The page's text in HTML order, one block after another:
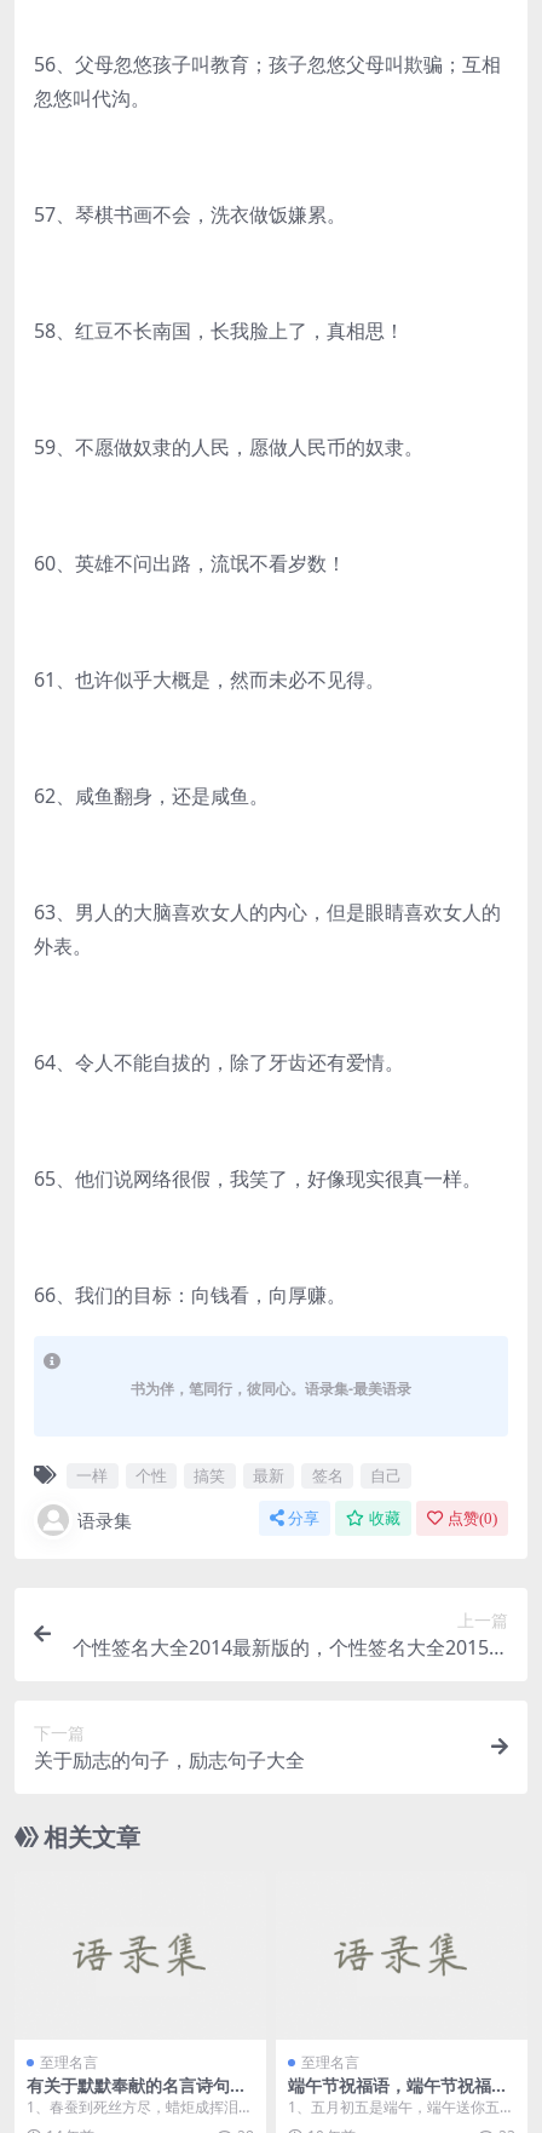
56、父母忽悠孩子叫教育；孩子忽悠父母叫欺骗；互相
忽悠叫代沟。
57、琴棋书画不会，洗衣做饭嫌累。
58、红豆不长南国，长我脸上了，真相思！
59、不愿做奴隶的人民，愿做人民币的奴隶。
60、英雄不问出路，流氓不看岁数！
61、也许似乎大概是，然而未必不见得。
62、咸鱼翻身，还是咸鱼。
63、男人的大脑喜欢女人的内心，但是眼睛喜欢女人的
外表。
64、令人不能自拔的，除了牙齿还有爱情。
65、他们说网络很假，我笑了，好像现实很真一样。
66、我们的目标：向钱看，向厚赚。
书为伴，笔同行，彼同心。语录集-最美语录
一样 个性 搞笑 最新 签名 自己
语录集 分享 收藏 点赞(0)
上一篇
个性签名大全2014最新版的，个性签名大全2015最
下一篇
关于励志的句子，励志句子大全
相关文章
至理名言
有关于默默奉献的名言诗句，
表现奉献精神的古诗句
1、春蚕到死丝方尽，蜡炬成挥泪始
干。——李商隐《无题》 ...
至理名言
端午节祝福语，端午节祝福短
信1、五月初五是端午，端午送你五个
五：祝你收获多多，五谷丰登；收